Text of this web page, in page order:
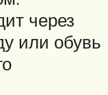
через
или обувь